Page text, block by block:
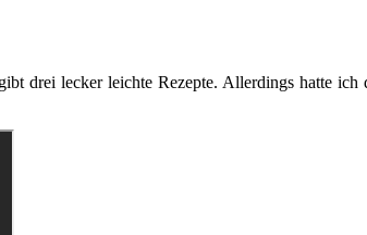
drei lecker leichte Rezepte. Allerdings hatte